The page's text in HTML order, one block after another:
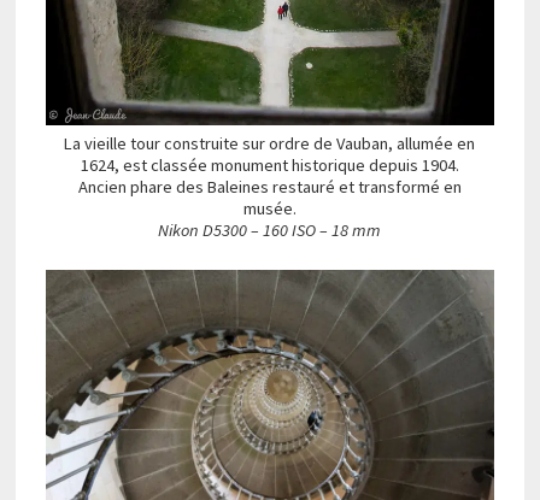
La vieille tour construite sur ordre de Vauban, allumée en
1624, est classée monument historique depuis 1904.
Ancien phare des Baleines restauré et transformé en
musée.
Nikon D5300 – 160 ISO – 18 mm